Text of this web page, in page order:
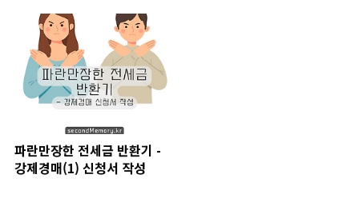
파란만장한 전세금 반환기 -
강제경매(1) 신청서 작성